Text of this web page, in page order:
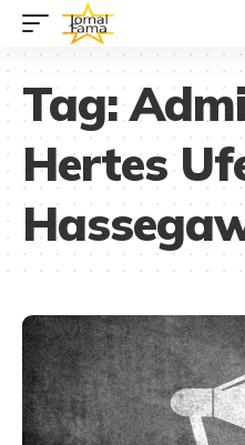
Tag:
Hertes